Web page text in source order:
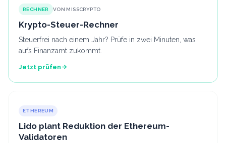
RECHNER VON MISSCRYPTO
Krypto-Steuer-Rechner
Steuerfrei nach einem Jahr? Prüfe in zwei Minuten, was
aufs Finanzamt zukommt.
Jetzt prüfen
ETHEREUM
Lido plant Reduktion der Ethereum-
Validatoren